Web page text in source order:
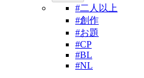
#二人以上
#創作
#お題
#CP
#BL
#NL